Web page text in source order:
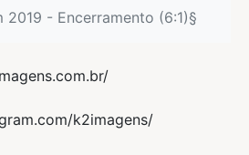
2019 - Encerramento (6:1)§
k2imagens/